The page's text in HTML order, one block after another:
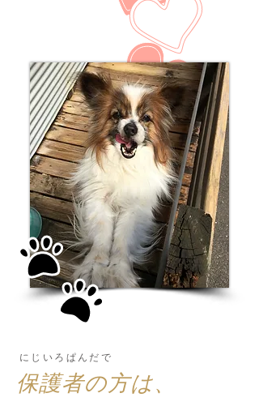
​にじいろぱんだで
​保護者の方は、